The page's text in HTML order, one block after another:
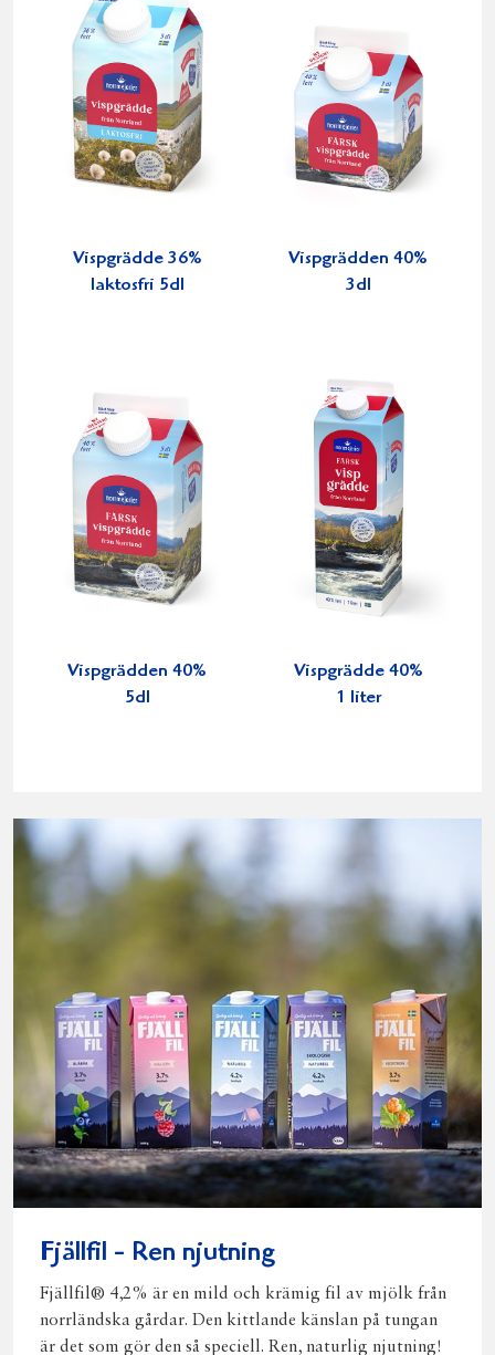
Vispgrädde 36%
laktosfri 5dl
Vispgrädden 40%
3dl
Vispgrädden 40%
5dl
Vispgrädde 40%
1 liter
Fjällfil - Ren njutning
Fjällfil® 4,2% är en mild och krämig fil av mjölk från
norrländska gårdar. Den kittlande känslan på tungan
är det som gör den så speciell. Ren, naturlig njutning!